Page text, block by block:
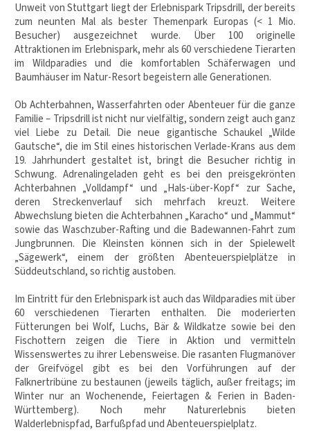
Unweit von Stuttgart liegt der Erlebnispark Tripsdrill, der bereits
zum neunten Mal als bester Themenpark Europas (< 1 Mio.
Besucher) ausgezeichnet wurde. Über 100 originelle
Attraktionen im Erlebnispark, mehr als 60 verschiedene Tierarten
im Wildparadies und die komfortablen Schäferwagen und
Baumhäuser im Natur-Resort begeistern alle Generationen.
Ob Achterbahnen, Wasserfahrten oder Abenteuer für die ganze
Familie – Tripsdrill ist nicht nur vielfältig, sondern zeigt auch ganz
viel Liebe zu Detail. Die neue gigantische Schaukel „Wilde
Gautsche“, die im Stil eines historischen Verlade-Krans aus dem
19. Jahrhundert gestaltet ist, bringt die Besucher richtig in
Schwung. Adrenalingeladen geht es bei den preisgekrönten
Achterbahnen „Volldampf“ und „Hals-über-Kopf“ zur Sache,
deren Stre­ckenverlauf sich mehrfach kreuzt. Weitere
Abwechslung bieten die Achterbahnen „Karacho“ und „Mammut“
sowie das Waschzuber-Rafting und die Badewannen-Fahrt zum
Jungbrunnen. Die Kleinsten können sich in der Spielewelt
„Sägewerk“, einem der größten Abenteuerspielplätze in
Süddeutschland, so richtig austoben.
Im Eintritt für den Erlebnispark ist auch das Wildparadies mit über
60 verschiedenen Tierarten enthalten. Die moderierten
Fütterungen bei Wolf, Luchs, Bär & Wildkatze sowie bei den
Fischottern zeigen die Tiere in Aktion und vermitteln
Wissenswertes zu ihrer Lebensweise. Die rasanten Flugmanöver
der Greifvögel gibt es bei den Vorführungen auf der
Falknertribüne zu bestaunen (jeweils täglich, außer freitags; im
Winter nur an Wochenende, Feiertagen & Ferien in Baden-
Württemberg). Noch mehr Naturerlebnis bieten
Walderlebnispfad, Barfußpfad und Abenteuerspielplatz.